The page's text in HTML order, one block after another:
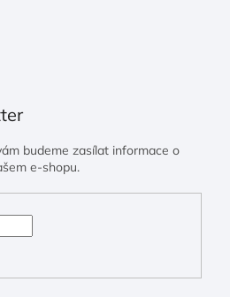
budeme zasílat informace o
e-shopu.